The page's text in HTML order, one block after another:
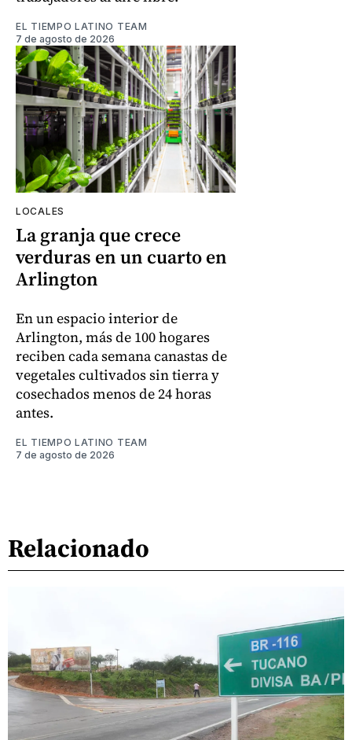
EL TIEMPO LATINO TEAM
7 de agosto de 2026
LOCALES
La granja que crece
verduras en un cuarto en
Arlington
En un espacio interior de
Arlington, más de 100 hogares
reciben cada semana canastas de
vegetales cultivados sin tierra y
cosechados menos de 24 horas
antes.
EL TIEMPO LATINO TEAM
7 de agosto de 2026
Relacionado